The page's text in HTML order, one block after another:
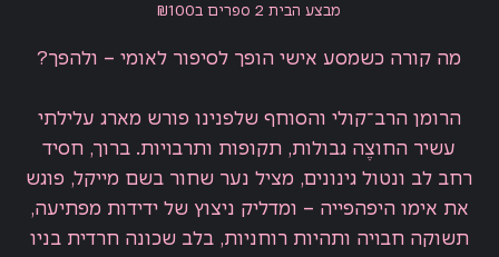
מבצע הבית 2 ספרים ב₪100
מה קורה כשמסע אישי הופך לסיפור לאומי – ולהפך?
הרומן הרב־קולי והסוחף שלפנינו פורש מארג עלילתי
עשיר החוצֶה גבולות, תקופות ותרבויות. ברוך, חסיד
רחב לב ונטול גינונים, מציל נער שחור בשם מייקל, פוגש
את אימו היפהפייה – ומדליק ניצוץ של ידידות מפתיעה,
תשוקה חבויה ותהיות רוחניות, בלב שכונה חרדית בניו